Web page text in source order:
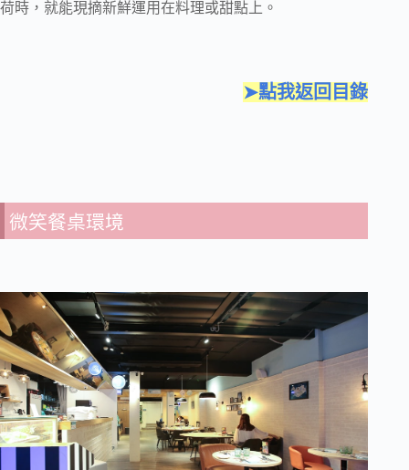
荷時，就能現摘新鮮運用在料理或甜點上。
➤點我返回目錄
微笑餐桌環境